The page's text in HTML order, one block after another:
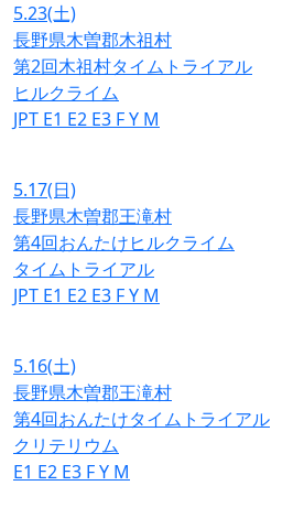
5.23(土)
長野県木曽郡木祖村
第2回木祖村タイムトライアル
ヒルクライム
JPT E1 E2 E3 FY M
5.17(日)
長野県木曽郡王滝村
第4回おんたけヒルクライム
タイムトライアル
JPT E1 E2 E3 FY M
5.16(土)
長野県木曽郡王滝村
第4回おんたけタイムトライアル
クリテリウム
E1 E2 E3 FY M